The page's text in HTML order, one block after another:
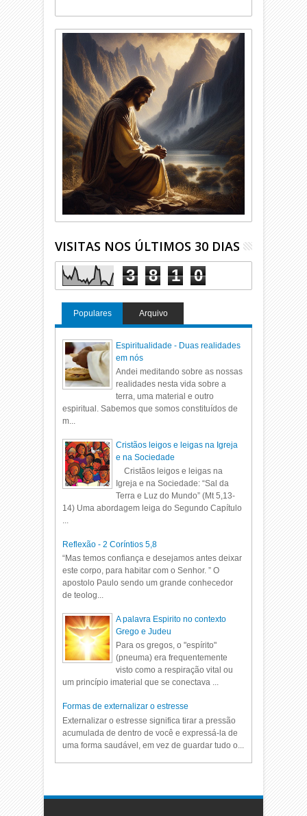
VISITAS NOS ÚLTIMOS 30 DIAS
3 8 1 0
Populares Arquivo
Espiritualidade - Duas realidades
em nós
Andei meditando sobre as nossas
realidades nesta vida sobre a
terra, uma material e outro
espiritual. Sabemos que somos constituídos de
m...
Cristãos leigos e leigas na Igreja
e na Sociedade
Cristãos leigos e leigas na
Igreja e na Sociedade: “Sal da
Terra e Luz do Mundo” (Mt 5,13-
14) Uma abordagem leiga do Segundo Capítulo
...
Reflexão - 2 Coríntios 5,8
“Mas temos confiança e desejamos antes deixar
este corpo, para habitar com o Senhor. ” O
apostolo Paulo sendo um grande conhecedor
de teolog...
A palavra Espirito no contexto
Grego e Judeu
Para os gregos, o "espírito"
(pneuma) era frequentemente
visto como a respiração vital ou
um princípio imaterial que se conectava ...
Formas de externalizar o estresse
Externalizar o estresse significa tirar a pressão
acumulada de dentro de você e expressá-la de
uma forma saudável, em vez de guardar tudo o...